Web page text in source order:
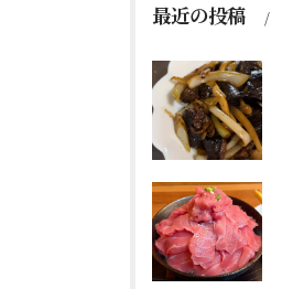
最近の投稿